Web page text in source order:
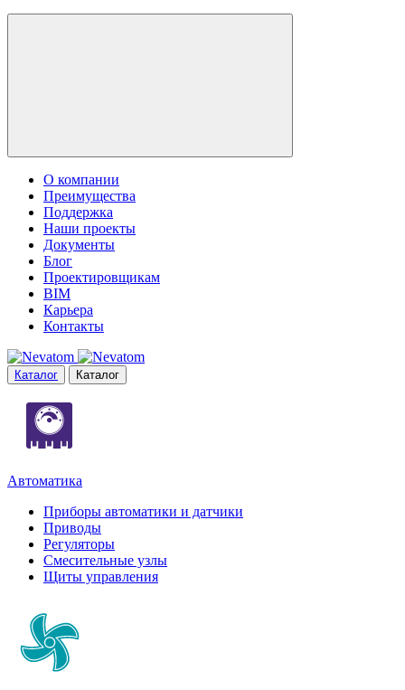
О компании
Преимущества
Поддержка
Наши проекты
Документы
Блог
Проектировщикам
BIM
Карьера
Контакты
Каталог Каталог
Автоматика
Приборы автоматики и датчики
Приводы
Регуляторы
Смесительные узлы
Щиты управления